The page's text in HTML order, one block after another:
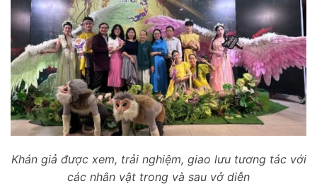
Khán giả được xem, trải nghiệm, giao lưu tương tác với
các nhân vật trong và sau vở diễn